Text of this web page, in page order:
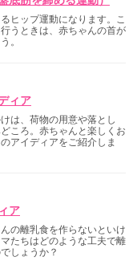
ヒップ運動になります。こ
うときは、赤ちゃんの首が
。
ィア
は、荷物の用意や落とし
ころ。赤ちゃんと楽しくお
アイディアをご紹介しま
ア
の離乳食を作らないといけ
たちはどのような工夫で離
しょうか？